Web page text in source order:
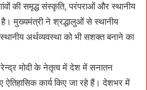
की समृद्ध संस्कृति, परंपराओं और स्थानीय
मुख्यमंत्री ने श्रद्धालुओं से स्थानीय
अर्थव्यवस्था को भी सशक्त बनाने का
मोदी के नेतृत्व में देश में सनातन
कार्य किए जा रहे हैं। देशभर में